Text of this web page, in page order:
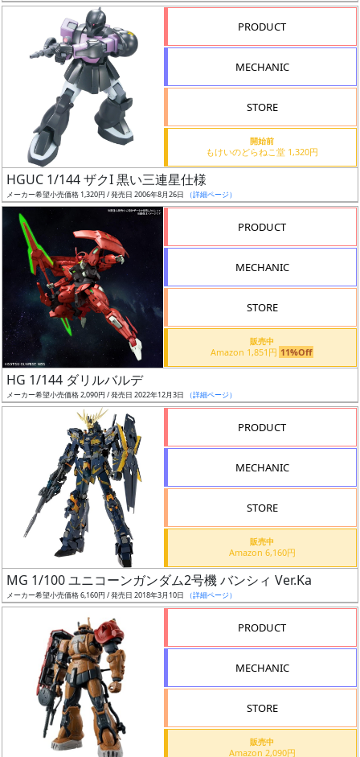
ー
ズ・
状
況
売
抽
選
PRODUCT
MECHANIC
STORE
開始前
もけいのどらねこ堂 1,320円
HGUC 1/144 ザクI 黒い三連星仕様
メーカー希望小売価格 1,320円 / 発売日 2006年8月26日 （詳細ページ）
PRODUCT
MECHANIC
STORE
販売中
Amazon 1,851円 11%Off
HG 1/144 ダリルバルデ
メーカー希望小売価格 2,090円 / 発売日 2022年12月3日 （詳細ページ）
PRODUCT
MECHANIC
STORE
販売中
Amazon 6,160円
MG 1/100 ユニコーンガンダム2号機 バンシィ Ver.Ka
メーカー希望小売価格 6,160円 / 発売日 2018年3月10日 （詳細ページ）
PRODUCT
MECHANIC
STORE
販売中
Amazon 2,090円